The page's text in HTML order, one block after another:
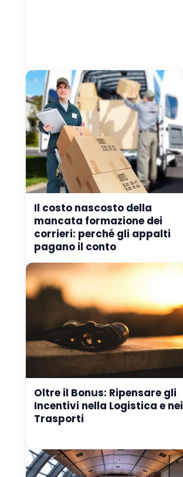
Il costo nascosto della
mancata formazione dei
corrieri: perché gli appalti
pagano il conto
Oltre il Bonus: Ripensare gli
Incentivi nella Logistica e nei
Trasporti